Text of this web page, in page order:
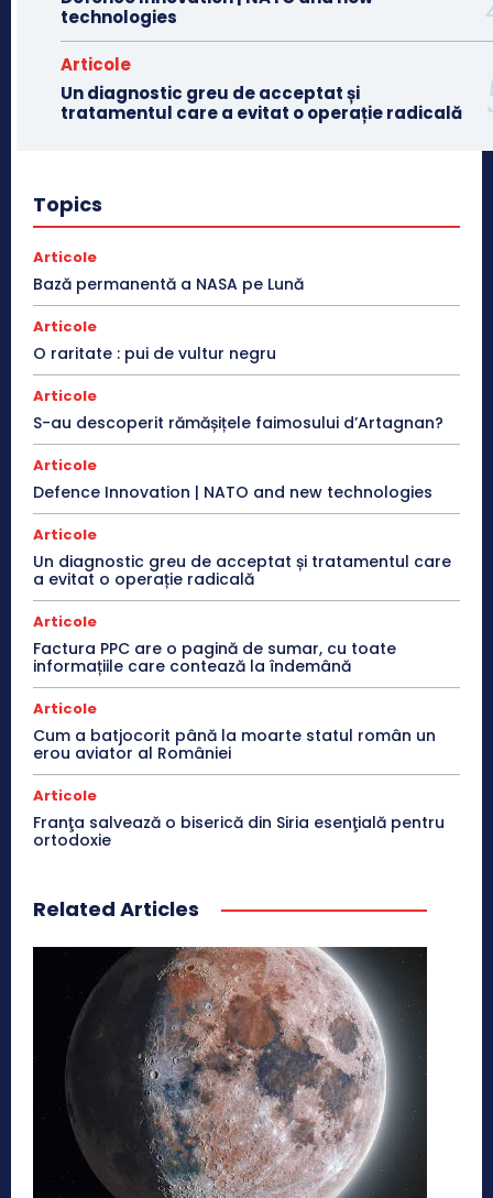
technologies
Articole
Un diagnostic greu de acceptat și
tratamentul care a evitat o operație radicală
Topics
Articole
Bază permanentă a NASA pe Lună
Articole
O raritate : pui de vultur negru
Articole
S-au descoperit rămășițele faimosului d’Artagnan?
Articole
Defence Innovation | NATO and new technologies
Articole
Un diagnostic greu de acceptat și tratamentul care
a evitat o operație radicală
Articole
Factura PPC are o pagină de sumar, cu toate
informațiile care contează la îndemână
Articole
Cum a batjocorit până la moarte statul român un
erou aviator al României
Articole
Franţa salvează o biserică din Siria esenţială pentru
ortodoxie
Related Articles